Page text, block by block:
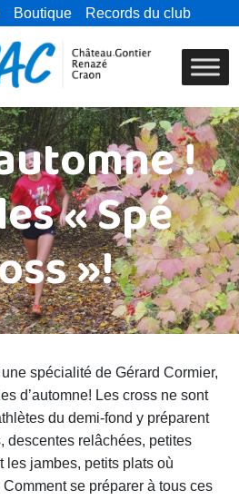
Boutique Records du club
!
« Spé
»!
spécialité de Gérard Cormier,
d’automne! Les cross ne sont
du demi-fond y préparent
descentes relâchées, petites
les jambes, petits plats où
se préparer à tous ces